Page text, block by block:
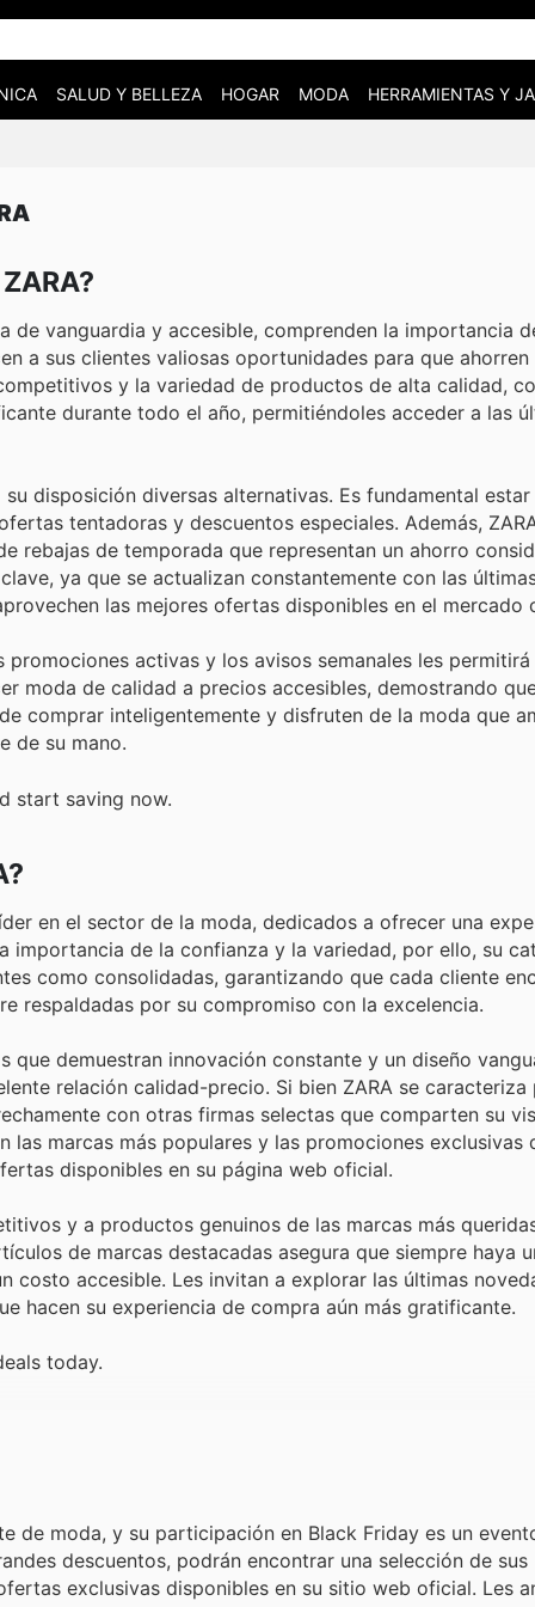
SALUD Y BELLEZA HOGAR MODA HERRAMIENTAS Y
de vanguardia y accesible, comprenden la importancia
a sus clientes valiosas oportunidades para que ahorren
y la variedad de productos de alta calidad,
durante todo el año, permitiéndoles acceder a las
disposición diversas alternativas. Es fundamental
tentadoras y descuentos especiales. Además,
rebajas de temporada que representan un ahorro
ya que se actualizan constantemente con las
las mejores ofertas disponibles en el mercado
activas y los avisos semanales les
moda de calidad a precios accesibles, demostrando
comprar inteligentemente y disfruten de la moda que
de su mano.
start saving now.
en el sector de la moda, dedicados a ofrecer una
importancia de la confianza y la variedad, por ello, su
como consolidadas, garantizando que cada cliente
respaldadas por su compromiso con la excelencia.
que demuestran innovación constante y un diseño
relación calidad-precio. Si bien ZARA se
con otras firmas selectas que comparten su
las marcas más populares y las promociones exclusivas
disponibles en su página web oficial.
y a productos genuinos de las marcas más
de marcas destacadas asegura que siempre haya
accesible. Les invitan a explorar las últimas
hacen su experiencia de compra aún más gratificante.
today.
moda, y su participación en Black Friday es un
descuentos, podrán encontrar una selección de
exclusivas disponibles en su sitio web oficial. Les